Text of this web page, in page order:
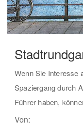
Wenn Sie Interesse
Spaziergang durch
Führer haben,
Von: